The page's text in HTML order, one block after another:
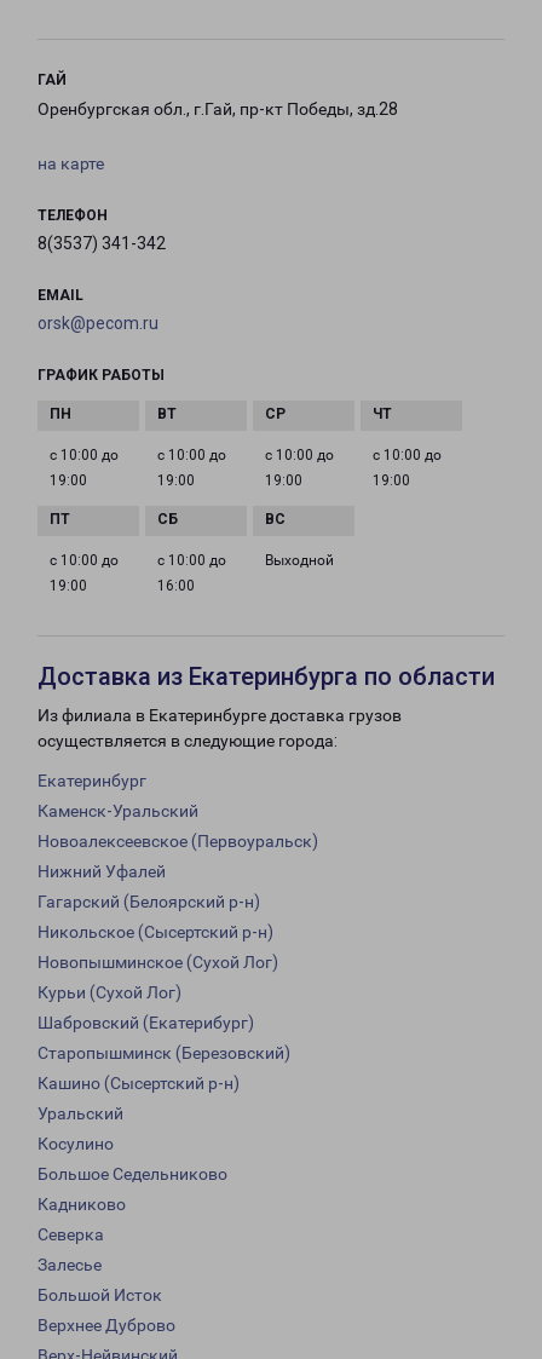
ГАЙ
Оренбургская обл., г.Гай, пр-кт Победы, зд.28
на карте
ТЕЛЕФОН
8(3537) 341-342
EMAIL
orsk@pecom.ru
ГРАФИК РАБОТЫ
с 10:00 до
19:00
с 10:00 до
19:00
с 10:00 до
19:00
с 10:00 до
19:00
с 10:00 до
19:00
с 10:00 до
16:00
Выходной
Доставка из Екатеринбурга по области
Из филиала в Екатеринбурге доставка грузов
осуществляется в следующие города:
Екатеринбург
Каменск-Уральский
Новоалексеевское (Первоуральск)
Нижний Уфалей
Гагарский (Белоярский р-н)
Никольское (Сысертский р-н)
Новопышминское (Сухой Лог)
Курьи (Сухой Лог)
Шабровский (Екатерибург)
Старопышминск (Березовский)
Кашино (Сысертский р-н)
Уральский
Косулино
Большое Седельниково
Кадниково
Северка
Залесье
Большой Исток
Верхнее Дуброво